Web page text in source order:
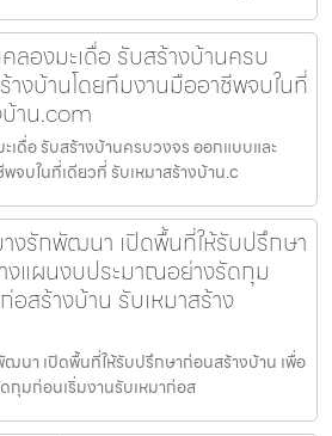
ลองมะเดื่อ รับสร้างบ้านครบ
างบ้านโดยทีมงานมืออาชีพจบในที่
าน.com
เดื่อ รับสร้างบ้านครบวงจร ออกแบบและ
จบในที่เดียวที่ รับเหมาสร้างบ้าน.c
งรักพัฒนา เปิดพื้นที่ให้รับปรึกษา
งแผนงบประมาณอย่างรัดกุม
อสร้างบ้าน รับเหมาสร้าง
นา เปิดพื้นที่ให้รับปรึกษาก่อนสร้างบ้าน เพื่อ
กุมก่อนเริ่มงานรับเหมาก่อส